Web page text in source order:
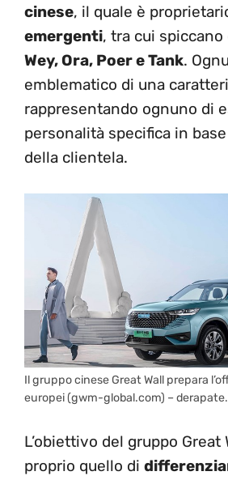
cinese, il quale è
emergenti, tra cui spiccano
Wey, Ora, Poer e Tank.
emblematico di una
rappresentando ognuno di
personalità specifica in
della clientela.
Il gruppo cinese Great Wall prepara
europei (gwm-global.com) –
L’obiettivo del gruppo Great
proprio quello di